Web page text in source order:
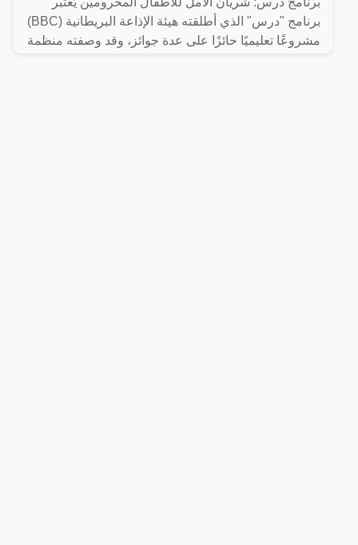
برنامج "درس" الذي أطلقته هيئة الإذاعة البريطانية (BBC)
مشروعًا تعليميًا حائزًا على عدة جوائز، وقد وصفته منظمة